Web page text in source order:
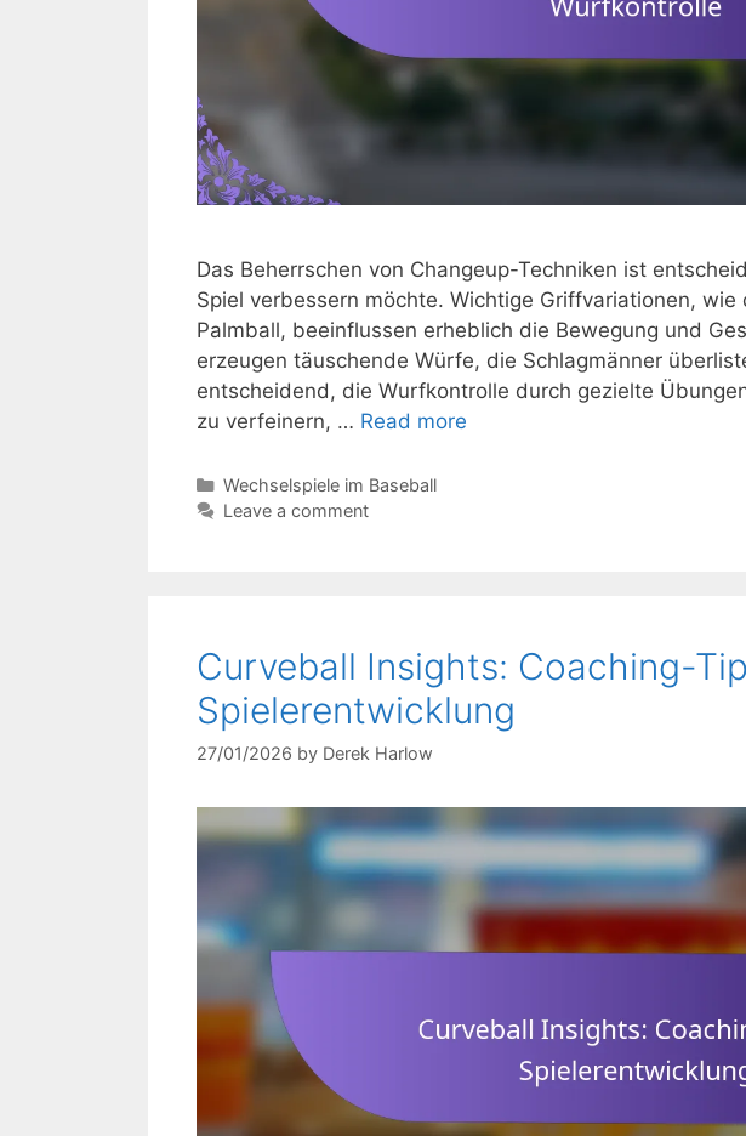
Das Beherrschen von Changeup-Techniken ist
Spiel verbessern möchte. Wichtige Griffvariationen,
Palmball, beeinflussen erheblich die Bewegung und
erzeugen täuschende Würfe, die Schlagmänner
entscheidend, die Wurfkontrolle durch gezielte
zu verfeinern, … Read more
Categories
Wechselspiele im Baseball
Leave a comment
Curveball Insights: Coaching-
Spielerentwicklung
27/01/2026 by Derek Harlow